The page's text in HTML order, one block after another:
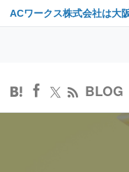
ACワークス株式会社は大
BLOG